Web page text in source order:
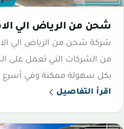
شحن من الرياض الي
شركة شحن من الرياض الي
من الشركات التي تعمل على
بكل سهولة ممكنة وفي
اقرأ التفاصيل